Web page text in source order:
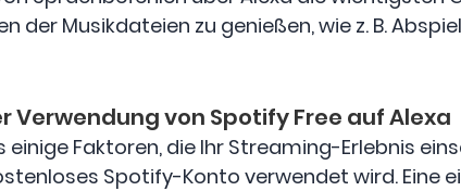
der Musikdateien zu genießen, wie z. B.
Verwendung von Spotify Free auf Alexa
Faktoren, die Ihr Streaming-Erlebnis
Spotify-Konto verwendet wird. Eine